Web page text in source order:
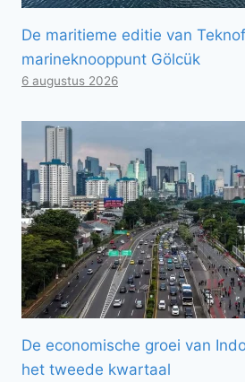
De maritieme editie van
marineknooppunt Gölcük
6 augustus 2026
De economische groei van
het tweede kwartaal